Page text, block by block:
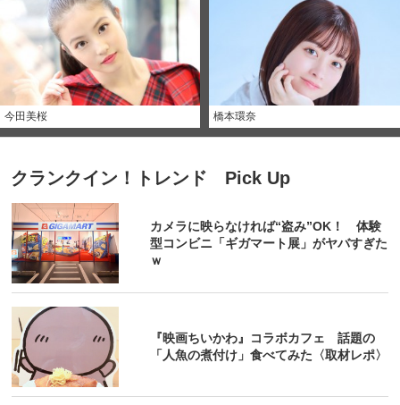
今田美桜 橋本環奈
クランクイン！トレンド Pick Up
カメラに映らなければ“盗み”OK！ 体験
型コンビニ「ギガマート展」がヤバすぎた
ｗ
『映画ちいかわ』コラボカフェ 話題の
「人魚の煮付け」食べてみた〈取材レポ〉